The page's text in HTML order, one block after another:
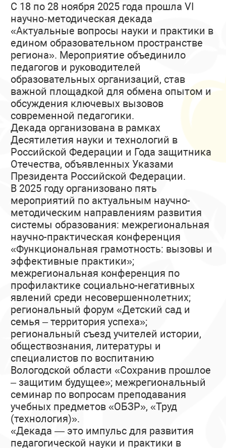
С 18 по 28 ноября 2025 года прошла VI
научно‑методическая декада
«Актуальные вопросы науки и практики в
едином образовательном пространстве
региона». Мероприятие объединило
педагогов и руководителей
образовательных организаций, став
важной площадкой для обмена опытом и
обсуждения ключевых вызовов
современной педагогики.
Декада организована в рамках
Десятилетия науки и технологий в
Российской Федерации и Года защитника
Отечества, объявленных Указами
Президента Российской Федерации.
В 2025 году организовано пять
мероприятий по актуальным научно-
методическим направлениям развития
системы образования: межрегиональная
научно-практическая конференция
«Функциональная грамотность: вызовы и
эффективные практики»;
межрегиональная конференция по
профилактике социально-негативных
явлений среди несовершеннолетних;
региональный форум «Детский сад и
семья – территория успеха»;
региональный съезд учителей истории,
обществознания, литературы и
специалистов по воспитанию
Вологодской области «Сохранив прошлое
– защитим будущее»; межрегиональный
семинар по вопросам преподавания
учебных предметов «ОБЗР», «Труд
(технология)».
«Декада — это импульс для развития
педагогической науки и практики в